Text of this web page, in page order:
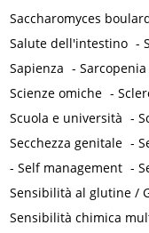
Saccharomyces
Salute dell'intestino -
Sapienza -Sarcopenia
Scienze omiche -
Scuola e università -
Secchezza genitale -
-Self management -
Sensibilità al glutine /
Sensibilità chimica